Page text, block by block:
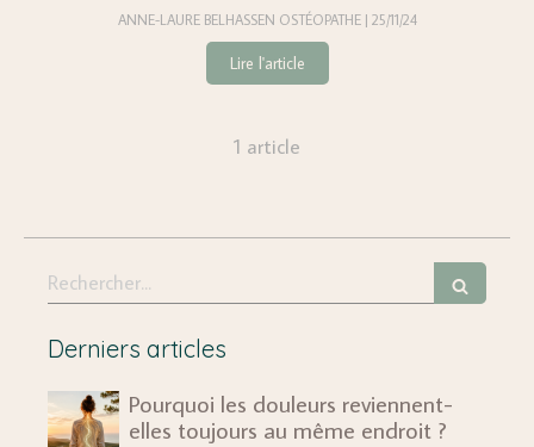
ANNE-LAURE BELHASSEN OSTÉOPATHE 25/11/24
Lire l'article
1 article
Rechercher
Derniers articles
Pourquoi les douleurs reviennent-
elles toujours au même endroit ?